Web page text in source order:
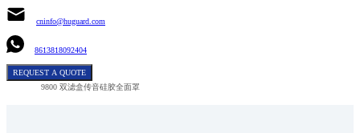
cninfo@huguard.com
8613818092404
REQUEST A QUOTE
9800 双滤盒传音硅胶全面罩